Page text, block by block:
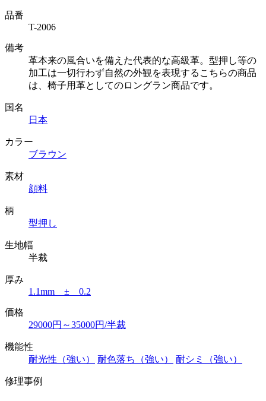
品番
T-2006
備考
革本来の風合いを備えた代表的な高級革。型押し等の
加工は一切行わず自然の外観を表現するこちらの商品
は、椅子用革としてのロングラン商品です。
国名
日本
カラー
ブラウン
素材
顔料
柄
型押し
生地幅
半裁
厚み
1.1mm ± 0.2
価格
29000円～35000円/半裁
機能性
耐光性（強い）
耐色落ち（強い） 耐シミ（強い）
修理事例